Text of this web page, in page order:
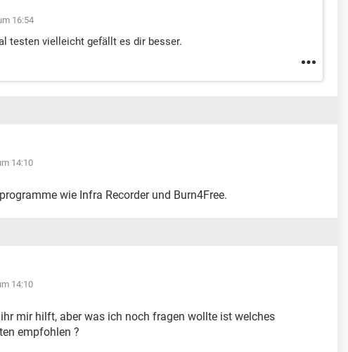
16:54
testen vielleicht gefällt es dir besser.
14:10
wie Infra Recorder und Burn4Free.
14:10
mir hilft, aber was ich noch fragen wollte ist welches
empfohlen ?